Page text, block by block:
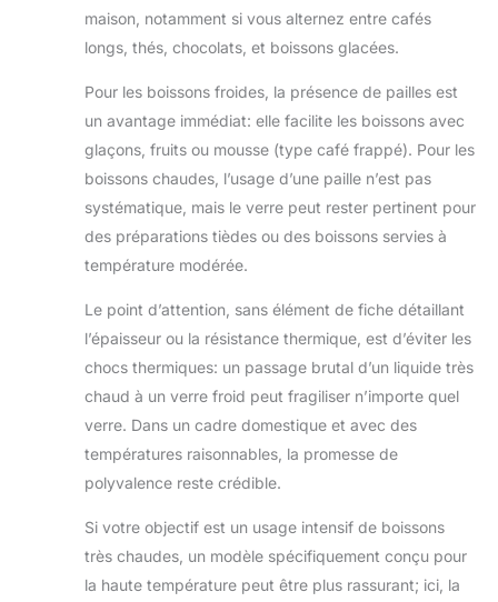
maison, notamment si vous alternez entre cafés
longs, thés, chocolats, et boissons glacées.
Pour les boissons froides, la présence de pailles est
un avantage immédiat: elle facilite les boissons avec
glaçons, fruits ou mousse (type café frappé). Pour les
boissons chaudes, l’usage d’une paille n’est pas
systématique, mais le verre peut rester pertinent pour
des préparations tièdes ou des boissons servies à
température modérée.
Le point d’attention, sans élément de fiche détaillant
l’épaisseur ou la résistance thermique, est d’éviter les
chocs thermiques: un passage brutal d’un liquide très
chaud à un verre froid peut fragiliser n’importe quel
verre. Dans un cadre domestique et avec des
températures raisonnables, la promesse de
polyvalence reste crédible.
Si votre objectif est un usage intensif de boissons
très chaudes, un modèle spécifiquement conçu pour
la haute température peut être plus rassurant; ici, la